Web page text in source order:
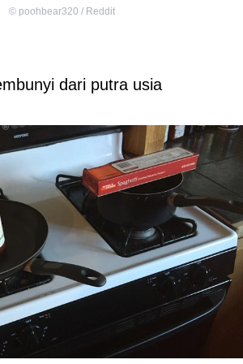
© poohbear320 / Reddit
dari putra usia